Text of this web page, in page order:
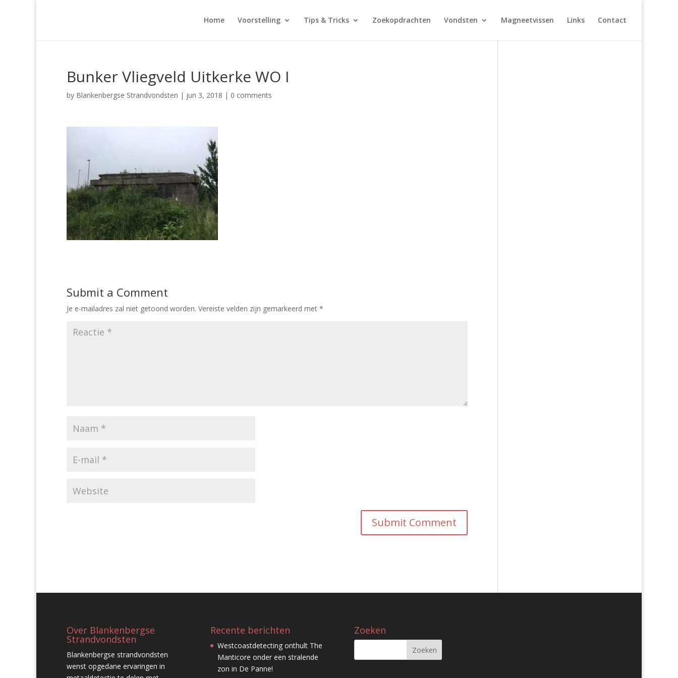
Home Voorstelling Tips & Tricks Zoekopdrachten Vondsten Magneetvissen Links Contact
Bunker Vliegveld Uitkerke WO I
by Blankenbergse Strandvondsten | jun 3, 2018 | 0 comments
Submit a Comment
Je e-mailadres zal niet getoond worden. Vereiste velden zijn gemarkeerd met *
Over Blankenbergse
Strandvondsten
Blankenbergse strandvondsten
wenst opgedane ervaringen in
Recente berichten
Westcoastdetecting onthult The
Manticore onder een stralende
zon in De Panne!
Zoeken